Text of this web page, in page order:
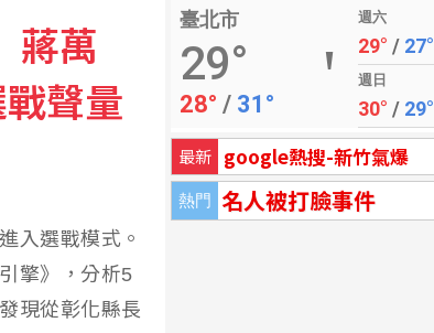
臺北市
29°
28° / 31°
週六
29° / 27°
週日
30° / 29°
最新 google熱搜-新竹氣爆
熱門 名人被打臉事件
蔣萬
聲量
入選戰模式。
擎》，分析5
現從彰化縣長